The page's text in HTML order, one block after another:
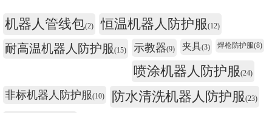
机器人管线包(2) 恒温机器人防护服(12)
耐高温机器人防护服(15) 示教器(9) 夹具(3) 焊枪防护服(8)
喷涂机器人防护服(24)
非标机器人防护服(10) 防水清洗机器人防护服(23)